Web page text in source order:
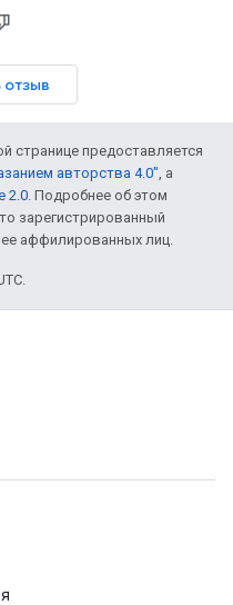
отзыв
странице предоставляется
авторства 4.0", а
2.0. Подробнее об этом
зарегистрированный
аффилированных лиц.